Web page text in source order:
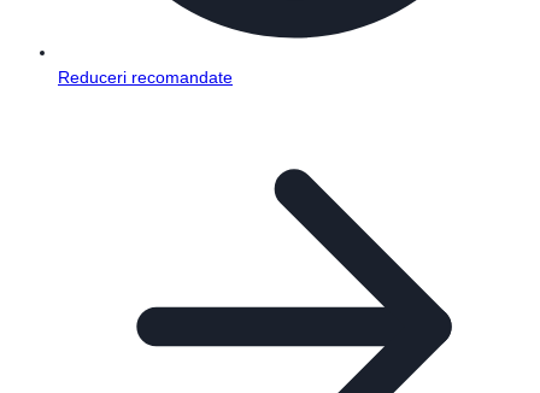
Reduceri recomandate